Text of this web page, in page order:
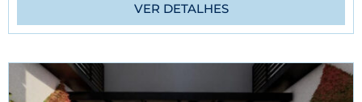
VER DETALHES